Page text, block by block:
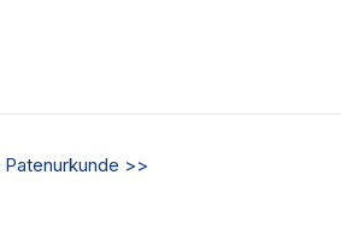
Patenurkunde >>